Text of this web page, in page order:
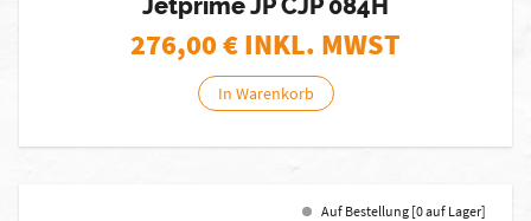
Jetprime JP CJP 084H
276,00€ INKL. MWST
In Warenkorb
Auf Bestellung [0 auf Lager]